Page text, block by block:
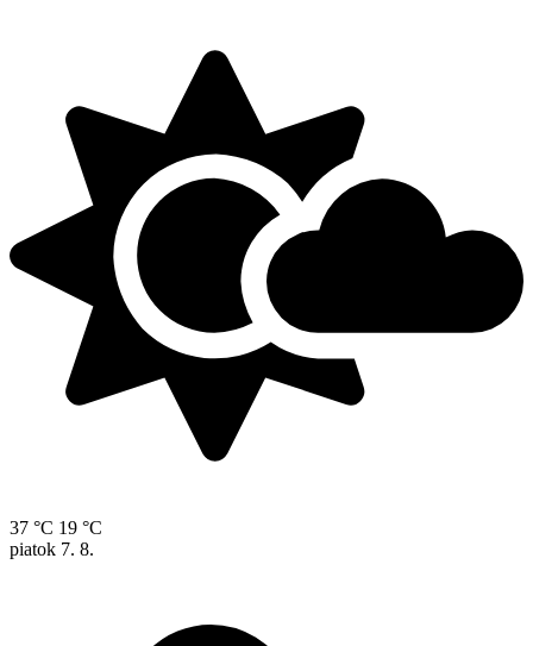
37 °C 19 °C
piatok 7. 8.